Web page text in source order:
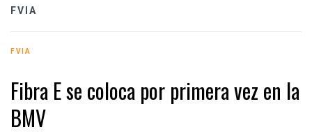
FVIA
FVIA
Fibra E se coloca por primera vez en la
BMV